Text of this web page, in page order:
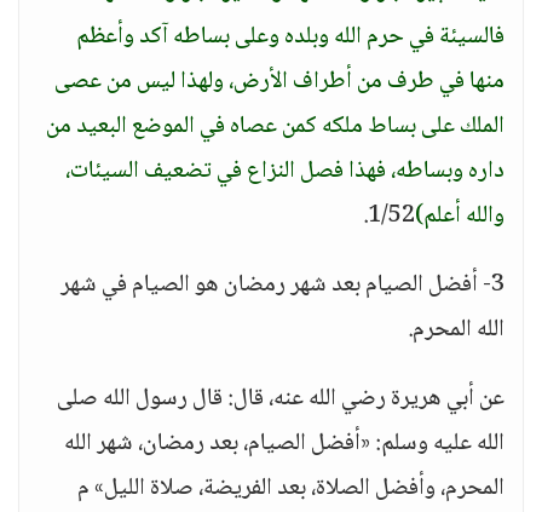
فالسيئة في حرم الله وبلده وعلى بساطه آكد وأعظم
منها في طرف من أطراف الأرض، ولهذا ليس من عصى
الملك على بساط ملكه كمن عصاه في الموضع البعيد من
داره وبساطه، فهذا فصل النزاع في تضعيف السيئات،
والله أعلم)1/52.
3- أفضل الصيام بعد شهر رمضان هو الصيام في شهر
الله المحرم.
عن أبي هريرة رضي الله عنه، قال: قال رسول الله صلى
الله عليه وسلم: «أفضل الصيام، بعد رمضان، شهر الله
المحرم، وأفضل الصلاة، بعد الفريضة، صلاة الليل» م